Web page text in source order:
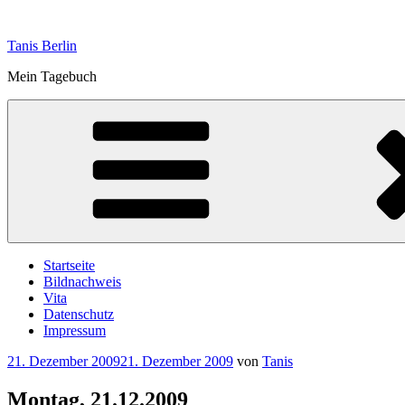
springen
Tanis Berlin
Mein Tagebuch
Startseite
Bildnachweis
Vita
Datenschutz
Impressum
Veröffentlicht
21. Dezember 200921. Dezember 2009 von Tanis
Montag, 21.12.2009